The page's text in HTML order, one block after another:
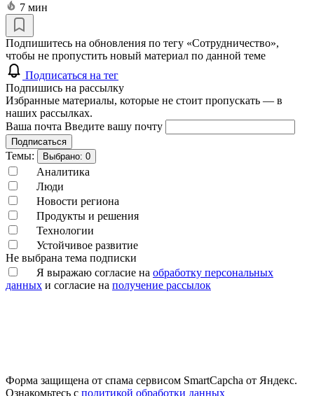
7 мин
Подпишитесь на обновления по тегу «Сотрудничество»,
чтобы не пропустить новый материал по данной теме
Подписаться на тег
Подпишись на рассылку
Избранные материалы, которые не стоит пропускать — в
наших рассылках.
Ваша почта Введите вашу почту
Подписаться
Темы: Выбрано: 0
Аналитика
Люди
Новости региона
Продукты и решения
Технологии
Устойчивое развитие
Не выбрана тема подписки
Я выражаю согласие на обработку персональных
данных и согласие на получение рассылок
Форма защищена от спама сервисом SmartCapcha от Яндекс.
Ознакомьтесь с политикой обработки данных